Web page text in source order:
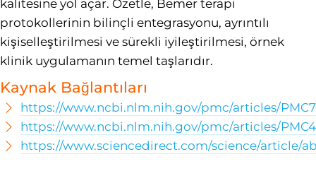
kalitesine yol açar. Özetle, Bemer terapi
protokollerinin bilinçli entegrasyonu, ayrıntılı
kişiselleştirilmesi ve sürekli iyileştirilmesi, örnek
klinik uygulamanın temel taşlarıdır.
Kaynak Bağlantıları
https://www.ncbi.nlm.nih.gov/pmc/articles/
https://www.ncbi.nlm.nih.gov/pmc/articles/
https://www.sciencedirect.com/science/article/